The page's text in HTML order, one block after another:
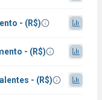
- (R$)
- (R$)
- (R$)